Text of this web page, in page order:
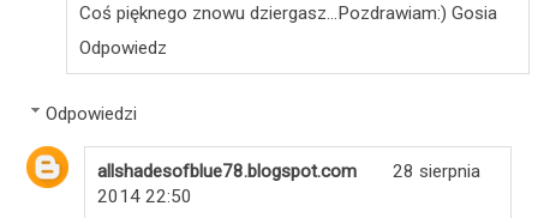
Coś pięknego znowu dziergasz...Pozdrawiam:) Gosia
Odpowiedz
Odpowiedzi
allshadesofblue78.blogspot.com
28 sierpnia
2014 22:50